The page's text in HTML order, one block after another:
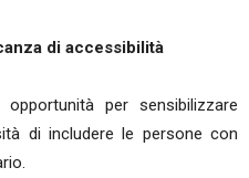
di accessibilità
per sensibilizzare
di includere le persone con